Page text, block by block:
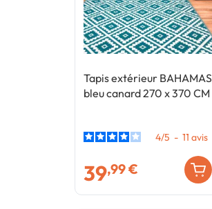
Tapis extérieur BAHAMAS
bleu canard 270 x 370 CM
4/5 - 11 avis
39,99 €